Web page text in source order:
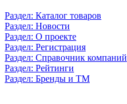
Раздел: Каталог товаров
Раздел: Новости
Раздел: О проекте
Раздел: Регистрация
Раздел: Справочник компаний
Раздел: Рейтинги
Раздел: Бренды и ТМ